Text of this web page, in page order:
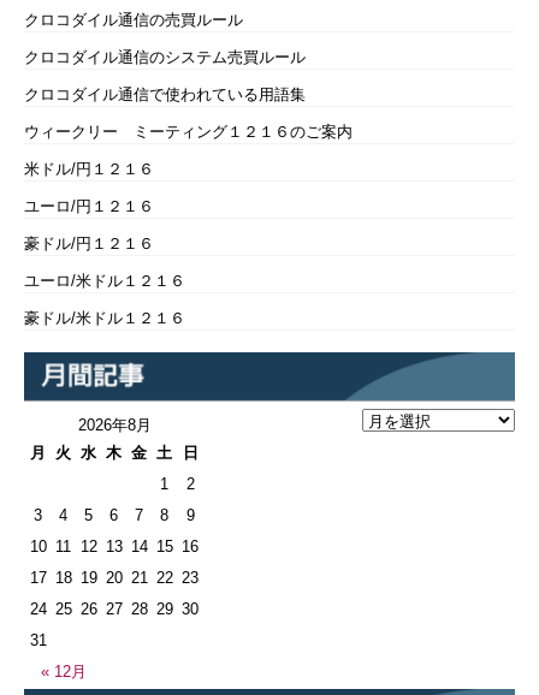
クロコダイル通信の売買ルール
クロコダイル通信のシステム売買ルール
クロコダイル通信で使われている用語集
ウィークリー ミーティング１２１６のご案内
米ドル/円１２１６
ユーロ/円１２１６
豪ドル/円１２１６
ユーロ/米ドル１２１６
豪ドル/米ドル１２１６
2026年8月
月
火 水 木 金 土 日
« 12月
1
2
3
4 5 6 7 8
9
10 11 12 13 14 15 16
17 18 19 20 21 22 23
24 25 26 27 28 29 30
31